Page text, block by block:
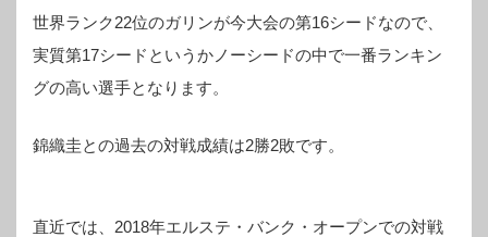
世界ランク22位のガリンが今大会の第16シードなので、
実質第17シードというかノーシードの中で一番ランキン
グの高い選手となります。
錦織圭との過去の対戦成績は2勝2敗です。
直近では、2018年エルステ・バンク・オープンでの対戦